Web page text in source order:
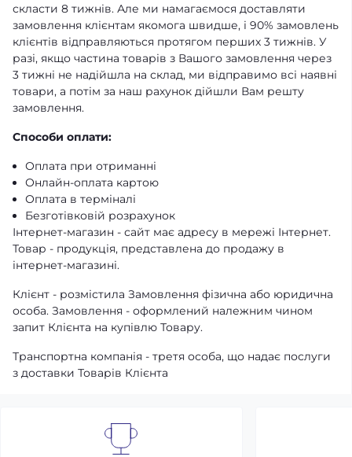
скласти 8 тижнів. Але ми намагаємося доставляти
замовлення клієнтам якомога швидше, і 90% замовлень
клієнтів відправляються протягом перших 3 тижнів. У
разі, якщо частина товарів з Вашого замовлення через
3 тижні не надійшла на склад, ми відправимо всі наявні
товари, а потім за наш рахунок дійшли Вам решту
замовлення.
Способи оплати:
Оплата при отриманні
Онлайн-оплата картою
Оплата в терміналі
Безготівковій розрахунок
Інтернет-магазин - сайт має адресу в мережі Інтернет.
Товар - продукція, представлена ​​до продажу в
інтернет-магазині.
Клієнт - розмістила Замовлення фізична або юридична
особа. Замовлення - оформлений належним чином
запит Клієнта на купівлю Товару.
Транспортна компанія - третя особа, що надає послуги
з доставки Товарів Клієнта